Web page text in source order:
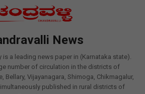
News
is a leading news paper in (Karnataka state).
number of circulation in the districts of
Bellary, Vijayanagara, Shimoga, Chikmagalur,
published in rural districts of